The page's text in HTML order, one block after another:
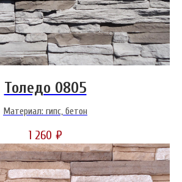
Толедо 0805
Материал: гипс, бетон
1 260 ₽